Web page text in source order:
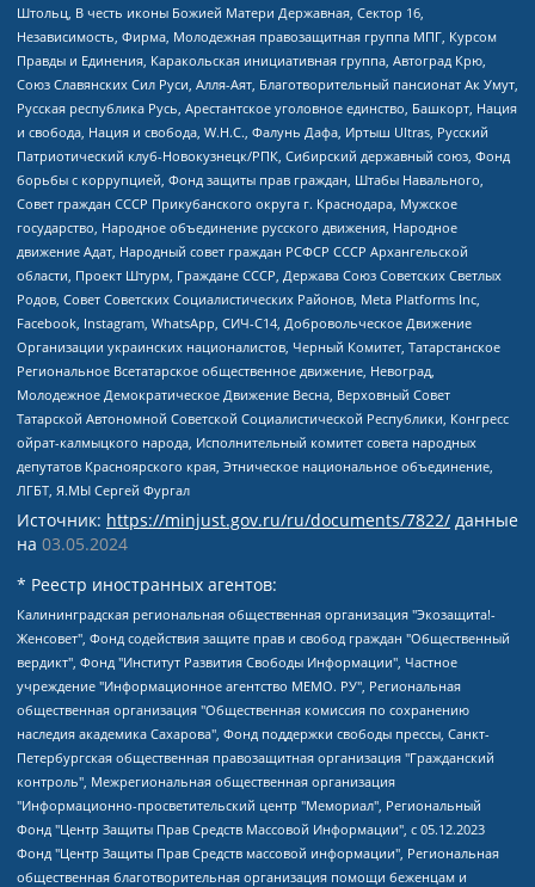
Штольц, В честь иконы Божией Матери Державная, Сектор 16,
Независимость, Фирма, Молодежная правозащитная группа МПГ, Курсом
Правды и Единения, Каракольская инициативная группа, Автоград Крю,
Союз Славянских Сил Руси, Алля-Аят, Благотворительный пансионат Ак Умут,
Русская республика Русь, Арестантское уголовное единство, Башкорт, Нация
и свобода, Нация и свобода, W.H.С., Фалунь Дафа, Иртыш Ultras, Русский
Патриотический клуб-Новокузнецк/РПК, Сибирский державный союз, Фонд
борьбы с коррупцией, Фонд защиты прав граждан, Штабы Навального,
Совет граждан СССР Прикубанского округа г. Краснодара, Мужское
государство, Народное объединение русского движения, Народное
движение Адат, Народный совет граждан РСФСР СССР Архангельской
области, Проект Штурм, Граждане СССР, Держава Союз Советских Светлых
Родов, Совет Советских Социалистических Районов, Meta Platforms Inc,
Facebook, Instagram, WhatsApp, СИЧ-С14, Добровольческое Движение
Организации украинских националистов, Черный Комитет, Татарстанское
Региональное Всетатарское общественное движение, Невоград,
Молодежное Демократическое Движение Весна, Верховный Совет
Татарской Автономной Советской Социалистической Республики, Конгресс
ойрат-калмыцкого народа, Исполнительный комитет совета народных
депутатов Красноярского края, Этническое национальное объединение,
ЛГБТ, Я.МЫ Сергей Фургал
Источник: https://minjust.gov.ru/ru/documents/7822/ данные
на 03.05.2024
* Реестр иностранных агентов:
Калининградская региональная общественная организация "Экозащита!-Женсовет", Фонд содействия защите прав и свобод граждан "Общественный вердикт", Фонд "Институт Развития Свободы Информации", Частное учреждение "Информационное агентство МЕМО. РУ", Региональная общественная организация "Общественная комиссия по сохранению наследия академика Сахарова", Фонд поддержки свободы прессы, Санкт-Петербургская общественная правозащитная организация "Гражданский контроль", Межрегиональная общественная организация "Информационно-просветительский центр "Мемориал", Региональный Фонд "Центр Защиты Прав Средств Массовой Информации", с 05.12.2023 Фонд "Центр Защиты Прав Средств массовой информации", Региональная общественная благотворительная организация помощи беженцам и мигрантам "Гражданское содействие", Негосударственное образовательное учреждение дополнительного профессионального образования (повышение квалификации) специалистов "АКАДЕМИЯ ПО ПРАВАМ ЧЕЛОВЕКА", Свердловская региональная общественная организация "Сутяжник", Автономная некоммерческая организация "Центр независимых социологических исследований", Союз общественных объединений "Российский исследовательский центр по правам человека", Региональное общественное учреждение научно-информационный центр "МЕМОРИАЛ", Некоммерческая организация "Фонд защиты гласности", Автономная некоммерческая организация "Институт прав человека", Городская общественная организация "Екатеринбургское общество "МЕМОРИАЛ", Городская общественная организация "Рязанское историко-просветительское и правозащитное общество "Мемориал" (Рязанский Мемориал), Челябинский региональный орган общественной самодеятельности – женское общественное объединение "Женщины Евразии", Челябинский региональный орган общественной самодеятельности "Уральская правозащитная группа", Фонд содействия защите здоровья и социальной справедливости имени Андрея Рылькова, Автономная Некоммерческая Организация "Аналитический Центр Юрия Левады", Автономная некоммерческая организация социальной поддержки населения "Проект Апрель", Региональная общественная организация помощи женщинам и детям, находящимся в кризисной ситуации "Информационно-методический центр "Анна", Фонд содействия развитию массовых коммуникаций и правовому просвещению "Так-так-Так", Фонд содействия устойчивому развитию "Серебряная тайга", Свердловский региональный общественный фонд социальных проектов "Новое время", "Idel.Реалии", Кавказ.Реалии, Крым.Реалии, Телеканал Настоящее Время, Татаро-башкирская служба Радио Свобода (Azatliq Radiosi), Радио Свободная Европа/Радио Свобода (PCE/PC), "Сибирь.Реалии", "Фактограф", Благотворительный фонд помощи осужденным и их семьям, Автономная некоммерческая организация "Институт глобализации и социальных движений", Фонд "В защиту прав заключенных", Частное учреждение "Центр поддержки и содействия развитию средств массовой информации", Пензенский региональный общественный благотворительный фонд "Гражданский союз", "Север.Реалии", Некоммерческая организация Фонд "Правовая инициатива", Общество с ограниченной ответственностью "Радио Свободная Европа/Радио Свобода", Чешское информационное агентство "MEDIUM-ORIENT", Красноярская региональная общественная организация "Мы против СПИДа", Камалягин Денис Николаевич, Маркелов Сергей Евгеньевич, Пономарев Лев Александрович, Савицкая Людмила Алексеевна, Автономная некоммерческая организация "Центр по работе с проблемой насилия "НАСИЛИЮ.НЕТ", Межрегиональный профессиональный союз работников здравоохранения "Альянс врачей", Юридическое лицо, зарегистрированное в Латвийской Республике, SIA "Medusa Project" (регистрационный номер 40103797863, дата регистрации 10.06.2014), Некоммерческая организация "Фонд по борьбе с коррупцией", Автономная некоммерческая организация "Институт права и публичной политики", Баданин Роман Сергеевич, Гликин Максим Александрович, Железнова Мария Михайловна, Лукьянова Юлия Сергеевна, Маетная Елизавета Витальевна, Маняхин Петр Борисович, Чуракова Ольга Владимировна, Ярош Юлия Петровна, Юридическое лицо "The Insider SIA", зарегистрированное в Риге, Латвийская Республика (дата регистрации 26.06.2015), являющееся администратором доменного имени интернет-издания "The Insider SIA", https://theins.ru, Постернак Алексей Евгеньевич, Рубин Михаил Аркадьевич, Анин Роман Александрович, Юридическое лицо Istories fonds, зарегистрированное в Латвийской Республике (регистрационный номер 50008295751, дата регистрации 24.02.2020), Великовский Дмитрий Александрович, Долинина Ирина Николаевна, Мароховская Алеся Алексеевна, Шлейнов Роман Юрьевич, Шмагун Олеся Валентиновна, Общество с ограниченной ответственностью "Альтаир 2021", Общество с ограниченной ответственностью "Вега 2021", Общество с ограниченной ответственностью "Главный редактор 2021", Общество с ограниченной ответственностью "Ромашки монолит", Важенков Артем Валерьевич, Ивановская областная общественная организация "Центр гендерных исследований", Гурман Юрий Альбертович, Медиапроект "ОВД-Инфо", Егоров Владимир Владимирович, Жилинский Владимир Александрович, Общество с ограниченной ответственностью "ЗП", Иванова София Юрьевна, Карезина Инна Павловна, Кильтау Екатерина Викторовна, Петров Алексей Викторович, Пискунов Сергей Евгеньевич, Смирнов Сергей Сергеевич, Тихонов Михаил Сергеевич, Общество с ограниченной ответственностью "ЖУРНАЛИСТ-ИНОСТРАННЫЙ АГЕНТ", Арапова Галина Юрьевна, Вольтская Татьяна Анатольевна, Американская компания "Mason G.E.S. Anonymous Foundation" (США), являющаяся владельцем интернет-издания https://mnews.world/, Компания "Stichting Bellingcat", зарегистрированная в Нидерландах (дата регистрации 11.07.2018), Захаров Андрей Вячеславович, Клепиковская Екатерина Дмитриевна, Общество с ограниченной ответственностью "МЕМО", Перл Роман Александрович, Симонов Евгений Алексеевич, Соловьева Елена Анатольевна, Сотников Даниил Владимирович, Сурначева Елизавета Дмитриевна, Автономная некоммерческая организация по защите прав человека и информированию населения "Якутия – Наше Мнение", Общество с ограниченной ответственностью "Москоу диджитал медиа", с 26.01.2023 Общество с ограниченной ответственностью "Чайка Белые сады", Ветошкина Валерия Валерьевна, Заговора Максим Александрович, Межрегиональное общественное движение "Российская ЛГБТ - сеть", Оленичев Максим Владимирович, Павлов Иван Юрьевич, Скворцова Елена Сергеевна, Общество с ограниченной ответственностью "Как бы инагент", Кочетков Игорь Викторович, Общество с ограниченной ответственностью "Честные выборы", Еланчик Олег Александрович, Общество с ограниченной ответственностью "Нобелевский призыв", Гималова Регина Эмилевна, Григорьев Андрей Валерьевич, Григорьева Алина Александровна, Ассоциация по содействию защите прав призывников, альтернативнослужащих и военнослужащих "Правозащитная группа "Гражданин.Армия.Право", Хисамова Регина Фаритовна, Автономная некоммерческая организация по реализации социально-правовых программ "Лилит", Дальневосточное общественное движение "Маяк", Санкт-Петербургская ЛГБТ-инициативная группа "Выход", Инициативная группа ЛГБТ+ "Реверс", Алексеев Андрей Викторович, Бекбулатова Таисия Львовна, Беляев Иван Михайлович, Владыкина Елена Сергеевна, Гельман Марат Александрович, Никульшина Вероника Юрьевна, Толоконникова Надежда Андреевна, Шендерович Виктор Анатольевич, Общество с ограниченной ответственностью "Данное сообщение", Общество с ограниченной ответственностью Издательский дом "Новая глава", Айнбиндер Александра Александровна, Московский комьюнити-центр для ЛГБТ+инициатив, Благотворительный фонд развития филантропии, Deutsche Welle (Германия, Kurt-Schumacher-Strasse 3, 53113 Bonn), Борзунова Мария Михайловна, Воробьев Виктор Викторович, Голубева Анна Львовна, Константинова Алла Михайловна, Малкова Ирина Владимировна, Мурадов Мурад Абдулгалимович, Осетинская Елизавета Николаевна, Понасенков Евгений Николаевич, Ганапольский Матвей Юрьевич, Киселев Евгений Алексеевич, Борухович Ирина Григорьевна, Дремин Иван Тимофеевич, Дубровский Дмитрий Викторович, Красноярская региональная общественная организация поддержки и развития альтернативных образовательных технологий и межкультурных коммуникаций "ИНТЕРРА", Маяковская Екатерина Алексеевна, Фейгин Марк Захарович, Филимонов Андрей Викторович, Дзугкоева Регина Николаевна, Доброхотов Роман Александрович, Дудь Юрий Александрович, Елкин Сергей Владимирович, Кругликов Кирилл Игоревич, Сабунаева Мария Леонидовна, Семенов Алексей Владимирович, Шаинян Карен Багратович, Шульман Екатерина Михайловна, Асафьев Артур Валерьевич, Вахштайн Виктор Семенович, Венедиктов Алексей Алексеевич, Лушникова Екатерина Евгеньевна, Волков Леонид Михайлович, Невзоров Александр Глебович, Пархоменко Сергей Борисович, Сироткин Ярослав Николаевич, Кара-Мурза Владимир Владимирович, Баранова Наталья Владимировна, Гозман Леонид Яковлевич, Кагарлицкий Борис Юльевич, Климарев Михаил Валерьевич, Милов Владимир Станиславович, Автономная некоммерческая организация Краснодарский центр современного искусства "Типография", Моргенштерн Алишер Тагирович, Соболь Любовь Эдуардовна, Общество с ограниченной ответственностью "ЛИЗА НОРМ", Каспаров Гарри Кимович, Ходорковский Михаил Борисович, Общество с ограниченной ответственностью "Апрельские тезисы", Данилович Ирина Брониславовна, Кашин Олег Владимирович, Петров Николай Владимирович, Пивоваров Алексей Владимирович, Соколов Михаил Владимирович, Цветкова Юлия Владимировна, Чичваркин Евгений Александрович, Комитет против пыток/Команда против пыток, Общество с ограниченной ответственностью "Первый научный", Общество с ограниченной ответственностью "Вертолет и ко", Белоцерковская Вероника Борисовна, Кац Максим Евгеньевич, Лазарева Татьяна Юрьевна, Шаведдинов Руслан Табризович, Яшин Илья Валерьевич, Общество с ограниченной ответственностью "Иноагент ААВ", Алешковский Дмитрий Петрович, Альбац Евгения Марковна, Быков Дмитрий Львович, Галямина Юлия Евгеньевна, Лойко Сергей Леонидович, Мартынов Кирилл Константинович, Медведев Сергей Александрович, Крашенинников Федор Геннадиевич, Гордеева Катерина Вл